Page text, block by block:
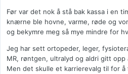
Før var det nok å stå bak kassa i en
knærne ble hovne, varme, røde og
og bekymre meg så mye mindre for
Jeg har sett ortopeder, leger,
MR, røntgen, ultralyd og aldri gitt
Men det skulle et karrierevalg til for